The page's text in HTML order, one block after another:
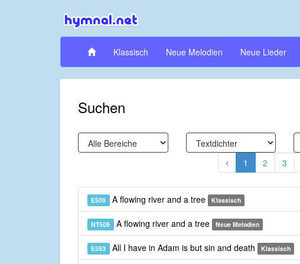
Klassisch Neue Melodien Neue Lieder
Suchen
1 2 3
E509 A flowing river and a tree Klassisch
NT509 A flowing river and a tree Neue Melodien
E593 All I have in Adam is but sin and death Klassisch